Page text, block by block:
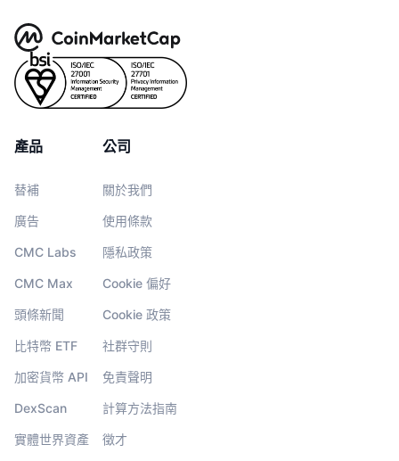
產品
替補
廣告
CMC Labs
CMC Max
頭條新聞
比特幣 ETF
加密貨幣 API
DexScan
實體世界資產
公司
關於我們
使用條款
隱私政策
Cookie 偏好
Cookie 政策
社群守則
免責聲明
計算方法指南
徵才